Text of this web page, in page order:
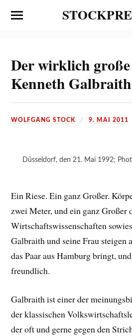
Der wirklich
Kenneth Galbraith
WOLFGANG STOCK 9. MAI 2011
Düsseldorf, den 21. Mai 1992;
Ein Riese. Ein ganz Großer.
zwei Meter, und ein ganz Großer
Wirtschaftswissenschaften
Galbraith und seine Frau steigen
das Paar aus Hamburg bringt,
freundlich.
Galbraith ist einer der
der klassischen
der oft und gerne gegen den